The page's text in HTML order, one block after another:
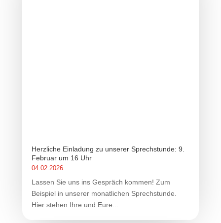
Herzliche Einladung zu unserer Sprechstunde: 9.
Februar um 16 Uhr
04.02.2026
Lassen Sie uns ins Gespräch kommen! Zum
Beispiel in unserer monatlichen Sprechstunde.
Hier stehen Ihre und Eure...